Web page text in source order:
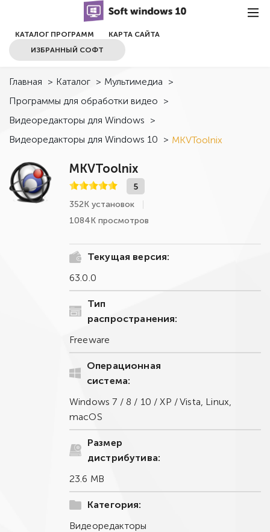
КАТАЛОГ ПРОГРАММ
КАРТА САЙТА
ИЗБРАННЫЙ СОФТ
Главная > Каталог > Мультимедиа >
Программы для обработки видео >
Видеоредакторы для Windows >
Видеоредакторы для Windows 10 > MKVToolnix
MKVToolnix
5
352К установок
1084К просмотров
Текущая версия:
63.0.0
Тип
распространения:
Freeware
Операционная
система:
Windows 7 / 8 / 10 / XP / Vista, Linux,
macOS
Размер
дистрибутива:
23.6 MB
Категория:
Видеоредакторы